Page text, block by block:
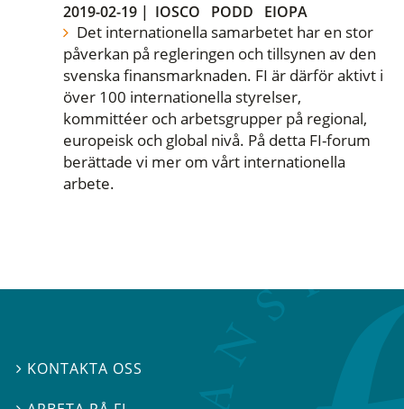
2019-02-19 | IOSCO PODD EIOPA
Det internationella samarbetet har en stor
påverkan på regleringen och tillsynen av den
svenska finansmarknaden. FI är därför aktivt i
över 100 internationella styrelser,
kommittéer och arbetsgrupper på regional,
europeisk och global nivå. På detta FI-forum
berättade vi mer om vårt internationella
arbete.
 KONTAKTA OSS